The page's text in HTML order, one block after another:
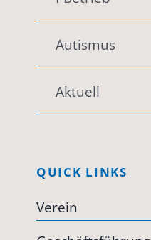
Autismus
Aktuell
QUICK LINKS
Verein